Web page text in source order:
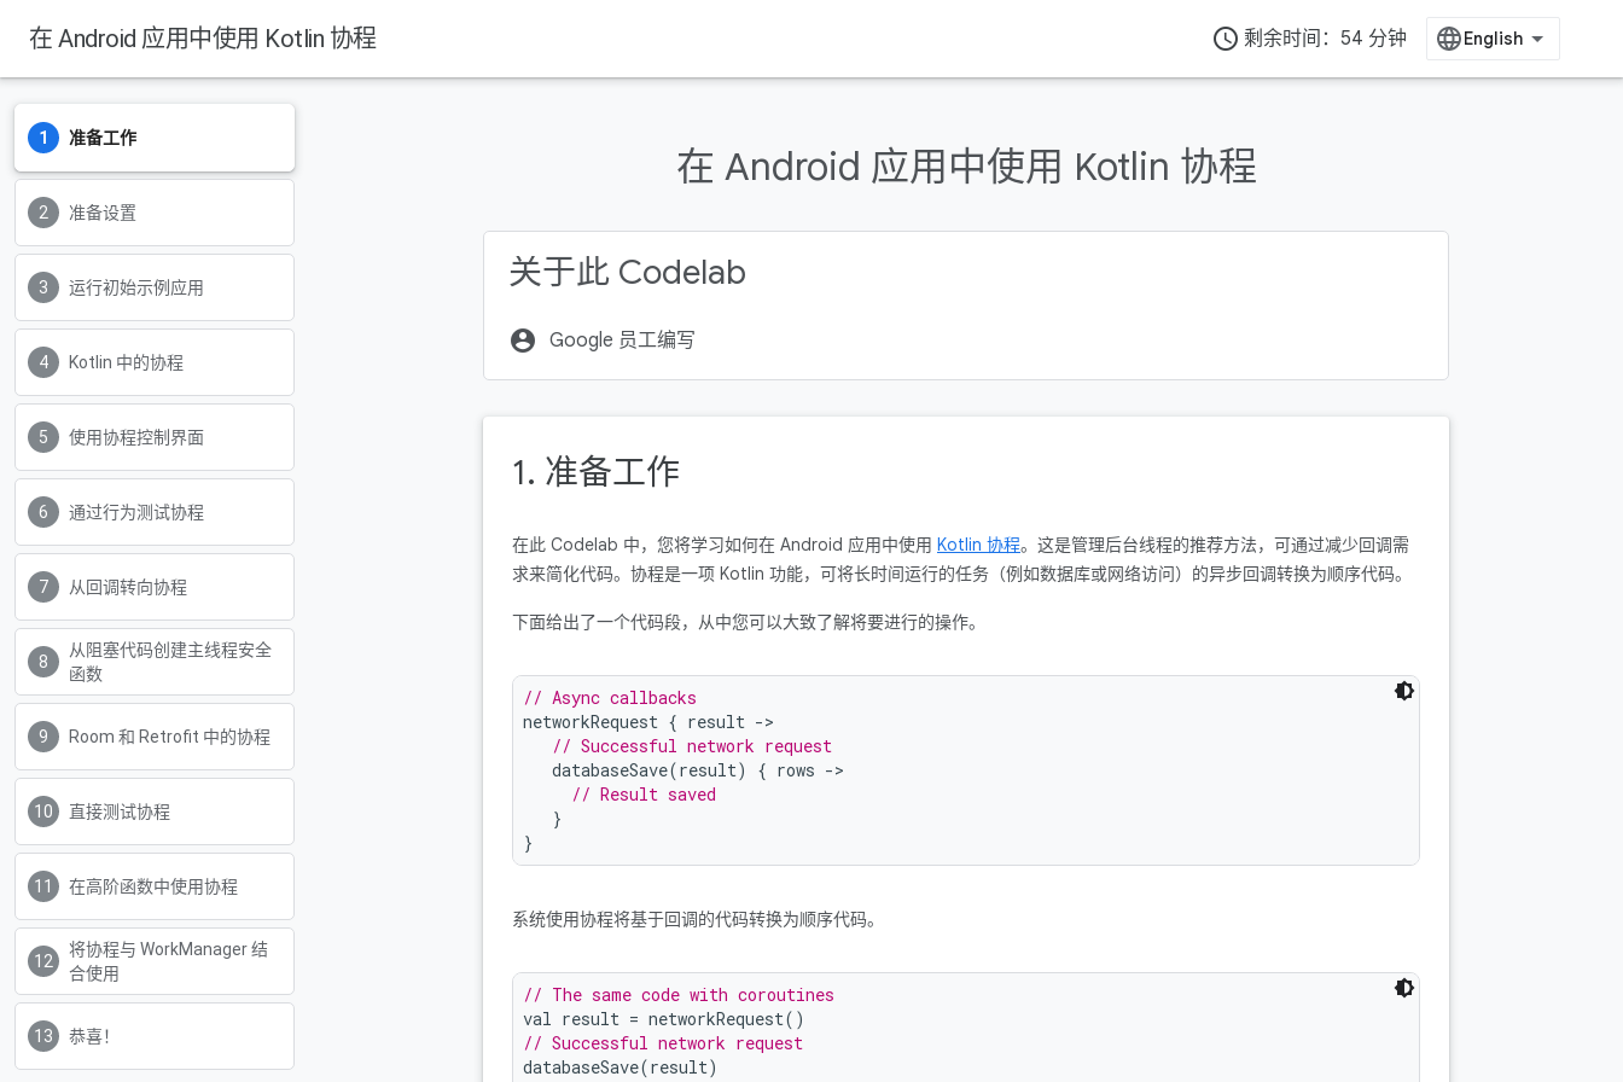
在 Android 应用中使用 Kotlin 协程 access_time 剩余时间：54 分钟
准备工作
准备设置
运行初始示例应用
Kotlin 中的协程
使用协程控制界面
通过行为测试协程
从回调转向协程
从阻塞代码创建主线程安全
函数
Room 和 Retrofit 中的协程
直接测试协程
在高阶函数中使用协程
将协程与 WorkManager 结
合使用
恭喜！
在 Android 应用中使用 Kotlin 协程
关于此 Codelab
account_circle Google 员工编写
1. 准备工作
在此 Codelab 中，您将学习如何在 Android 应用中使用 Kotlin 协程。这是管理后台线程的推荐方法，可通过减少回调需
求来简化代码。协程是一项 Kotlin 功能，可将长时间运行的任务（例如数据库或网络访问）的异步回调转换为顺序代码。
下面给出了一个代码段，从中您可以大致了解将要进行的操作。
// Async callbacks
networkRequest { result ->
// Successful network request
databaseSave(result) { rows ->
// Result saved
}
}
系统使用协程将基于回调的代码转换为顺序代码。
// The same code with coroutines
val result = networkRequest()
// Successful network request
databaseSave(result)